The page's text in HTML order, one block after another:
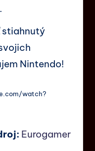
stiahnutý
Nintendo!
watch?
Eurogamer